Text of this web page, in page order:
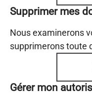
Supprimer mes
Nous examinerons
supprimerons toute
Gérer mon